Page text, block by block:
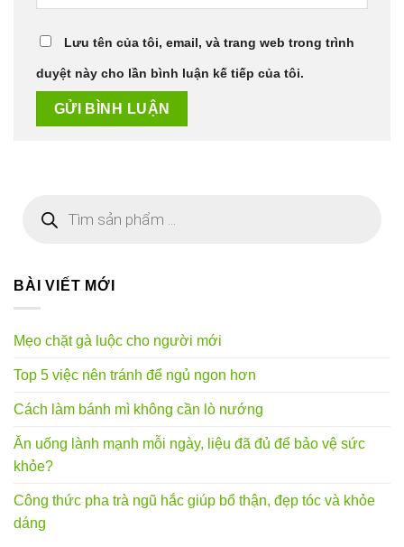
Lưu tên của tôi, email, và trang web trong trình
duyệt này cho lần bình luận kế tiếp của tôi.
kiếm
BÀI VIẾT MỚI
Mẹo chặt gà luộc cho người mới
Top 5 việc nên tránh để ngủ ngon hơn
Cách làm bánh mì không cần lò nướng
Ăn uống lành mạnh mỗi ngày, liệu đã đủ để bảo vệ sức
khỏe?
Công thức pha trà ngũ hắc giúp bổ thận, đẹp tóc và khỏe
dáng